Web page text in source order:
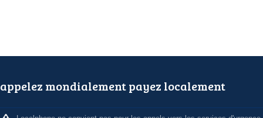
appelez mondialement payez localement